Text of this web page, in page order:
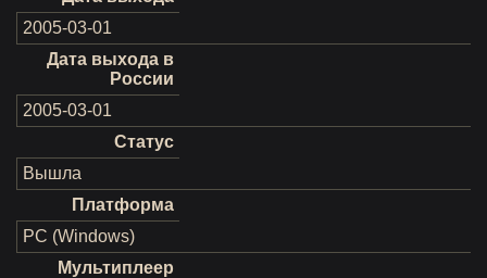
2005-03-01
Дата выхода в
России
2005-03-01
Статус
Вышла
Платформа
PC (Windows)
Мультиплеер